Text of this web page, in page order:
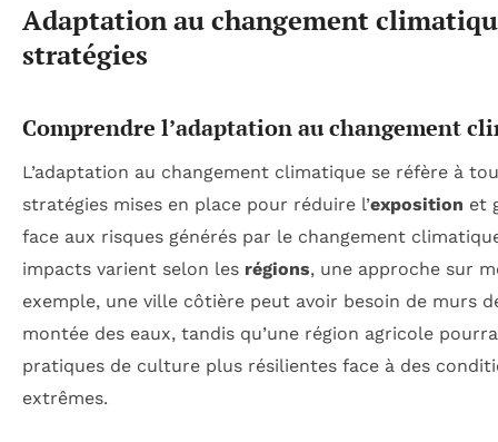
Adaptation au changement
stratégies
Comprendre l’adaptation au changement
L’adaptation au changement climatique se réfère à
stratégies mises en place pour réduire l’exposition et
face aux risques générés par le changement
impacts varient selon les régions, une approche sur
exemple, une ville côtière peut avoir besoin de murs
montée des eaux, tandis qu’une région agricole
pratiques de culture plus résilientes face à des
extrêmes.